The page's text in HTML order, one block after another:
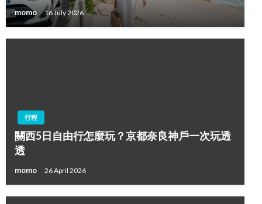
momo 16 July 2026
行程
關西5日自由行怎麼玩？京都奈良神戶一次玩透
透
momo 26 April 2026